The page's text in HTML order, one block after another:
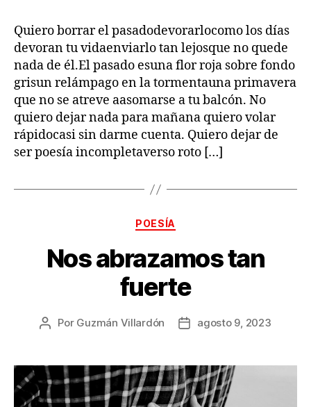
Quiero borrar el pasadodevorarlocomo los días
devoran tu vidaenviarlo tan lejosque no quede
nada de él.El pasado esuna flor roja sobre fondo
grisun relámpago en la tormentauna primavera
que no se atreve aasomarse a tu balcón. No
quiero dejar nada para mañana quiero volar
rápidocasi sin darme cuenta. Quiero dejar de
ser poesía incompletaverso roto […]
Categorías
POESÍA
Nos abrazamos tan
fuerte
Autor
publicación
Por Guzmán Villardón
Fecha
publicación
agosto 9, 2023